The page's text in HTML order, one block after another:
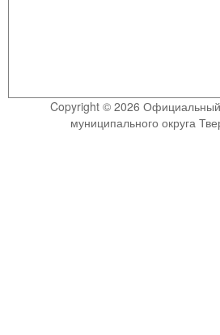
Copyright © 2026 Официальный
муниципального округа